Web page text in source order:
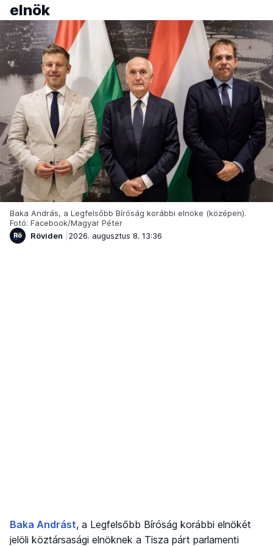
elnök
Baka András, a Legfelsőbb Bíróság korábbi elnöke (középen).
Fotó: Facebook/Magyar Péter
Röviden
2026. augusztus 8. 13:36
Baka Andrást, a Legfelsőbb Bíróság korábbi elnökét
jelöli köztársasági elnöknek a Tisza párt parlamenti